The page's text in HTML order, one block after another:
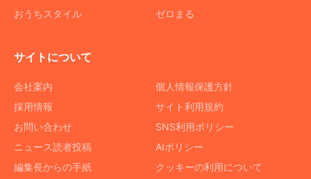
おうちスタイル
ゼロまる
サイトについて
会社案内
採用情報
お問い合わせ
ニュース読者投稿
編集長からの手紙
個人情報保護方針
サイト利用規約
SNS利用ポリシー
AIポリシー
クッキーの利用について